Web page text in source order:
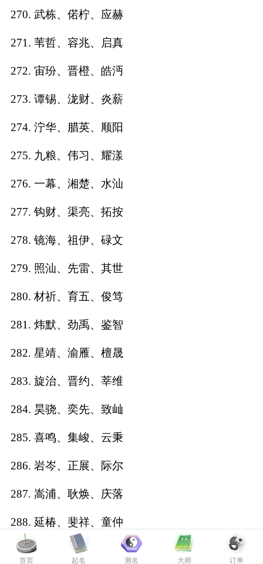
270. 武栋、偌柠、应赫
271. 苇哲、容兆、启真
272. 宙玢、晋橙、皓沔
273. 谭锡、泷财、炎薪
274. 泞华、腊英、顺阳
275. 九粮、伟习、耀漾
276. 一幕、湘楚、水汕
277. 钩财、渠亮、拓按
278. 镜海、祖伊、碌文
279. 照汕、先雷、其世
280. 材祈、育五、俊笃
281. 炜默、劲禹、鉴智
282. 星靖、渝雁、檀晟
283. 旋治、晋约、莘维
284. 昊骁、奕先、致屾
285. 喜鸣、集峻、云秉
286. 岩岑、正展、际尔
287. 嵩浦、耿焕、庆落
288. 延椿、斐祥、童仲
289. 明瑀、柏澧、唯琛
首页 起名 测名 大师 订单